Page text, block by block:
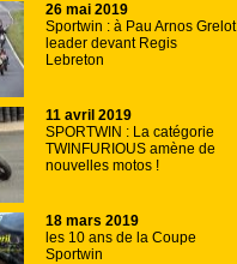
26 mai 2019
Sportwin : à Pau Arnos Grelot
leader devant Regis
Lebreton
11 avril 2019
SPORTWIN : La catégorie
TWINFURIOUS amène de
nouvelles motos !
18 mars 2019
les 10 ans de la Coupe
Sportwin